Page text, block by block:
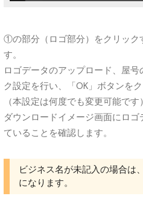
①の部分（ロゴ部分）をクリック
す。
ロゴデータのアップロード、屋
ク設定を行い、「OK」ボタンを
（本設定は何度でも変更可能です）
ダウンロードイメージ画面にロ
ていることを確認します。
ビジネス名が未記入の場合は
になります。